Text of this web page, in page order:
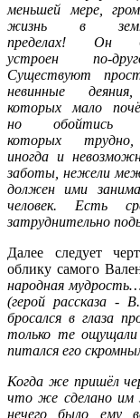
меньшей мере,
жизнь в
пределах! Он
устроен по-
Существуют
невинные
которых мало
но обойтись
которых
иногда и
заботы, нежели
должен ими
человек. Есть
затруднительно
Далее следует
облику самого
народная
(герой рассказа -
бросался в глаза
только те ощущали
питался его
Когда же пришёл
что же сделано им
нечего было ему